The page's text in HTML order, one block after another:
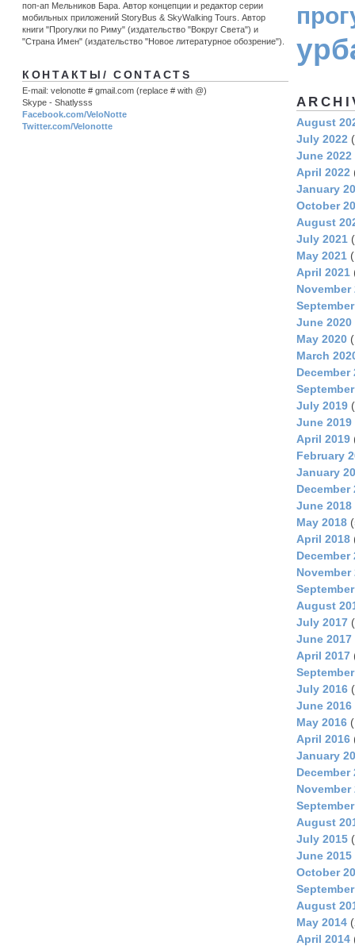
поп-ап Мельников Бара. Автор концепции и редактор серии
мобильных приложений StoryBus & SkyWalking Tours. Автор
книги "Прогулки по Риму" (издательство "Вокруг Света") и
"Страна Имен" (издательство "Новое литературное обозрение").
КОНТАКТЫ/ CONTACTS
E-mail: velonotte # gmail.com (replace # with @)
Skype - Shatlysss
Facebook.com/VeloNotte
Twitter.com/Velonotte
August
July 2022
June 2022
April 2022
January
October
August
July 2021
May 2021
April 2021
November
June 2020
May 2020
March
December
July 2019
June 2019
April 2019
February
January
December
June 2018
May 2018
April 2018
December
November
August
July 2017
June 2017
April 2017
July 2016
June 2016
May 2016
April 2016
January
December
November
August
July 2015
June 2015
October
August
May 2014
April 2014